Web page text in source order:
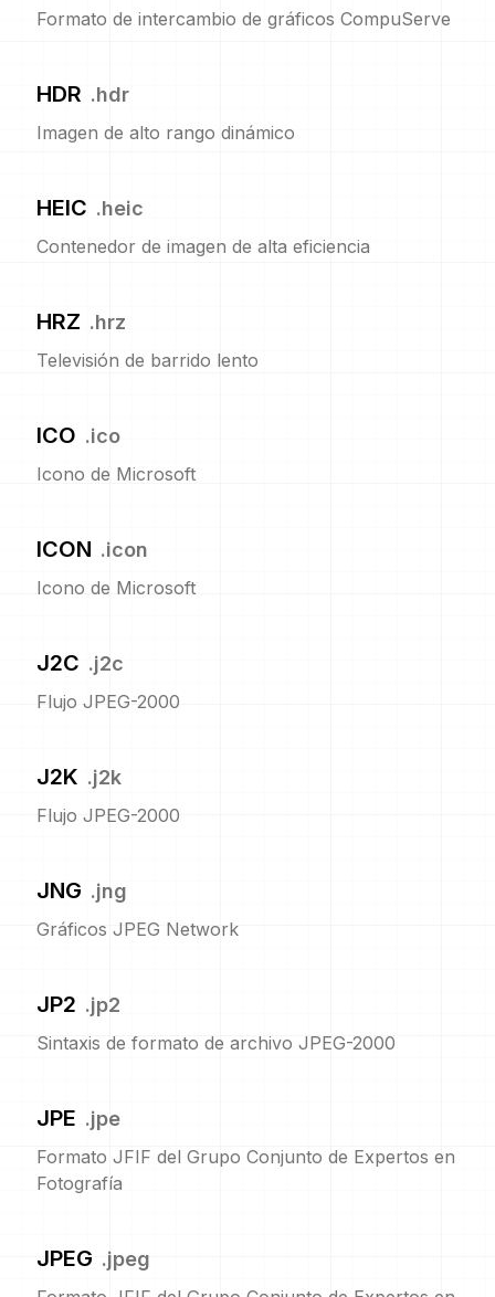
Formato de intercambio de gráficos CompuServe
HDR .hdr
Imagen de alto rango dinámico
HEIC .heic
Contenedor de imagen de alta eficiencia
HRZ .hrz
Televisión de barrido lento
ICO .ico
Icono de Microsoft
ICON .icon
Icono de Microsoft
J2C .j2c
Flujo JPEG-2000
J2K .j2k
Flujo JPEG-2000
JNG .jng
Gráficos JPEG Network
JP2 .jp2
Sintaxis de formato de archivo JPEG-2000
JPE .jpe
Formato JFIF del Grupo Conjunto de Expertos en
Fotografía
JPEG .jpeg